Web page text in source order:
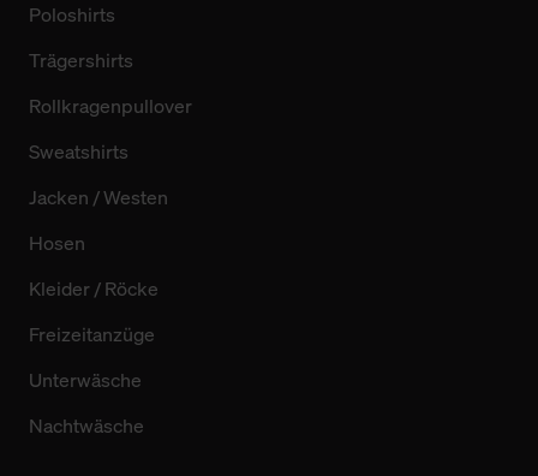
Poloshirts
Trägershirts
Rollkragenpullover
Sweatshirts
Jacken / Westen
Hosen
Kleider / Röcke
Freizeitanzüge
Unterwäsche
Nachtwäsche